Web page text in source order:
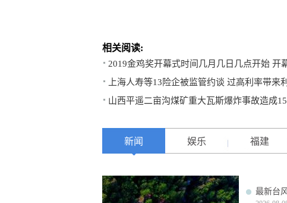
相关阅读:
2019金鸡奖开幕式时间几月几日几点开始 开
上海人寿等13险企被监管约谈 过高利率带来
山西平遥二亩沟煤矿重大瓦斯爆炸事故造成
新闻 娱乐 福建
最新台